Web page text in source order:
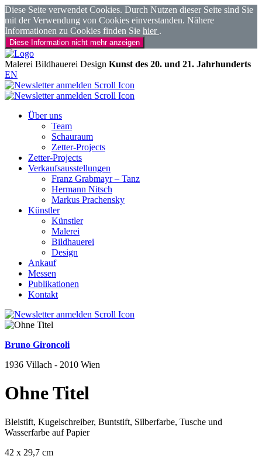
Diese Seite verwendet Cookies. Durch Nutzen dieser Seite sind Sie
mit der Verwendung von Cookies einverstanden. Nähere
Informationen zu Cookies finden Sie hier .
Diese Information nicht mehr anzeigen
Malerei Bildhauerei Design Kunst des 20. und 21. Jahrhunderts
EN
Über uns
Team
Schauraum
Zetter-Projects
Zetter-Projects
Verkaufsausstellungen
Franz Grabmayr – Tanz
Hermann Nitsch
Markus Prachensky
Künstler
Künstler
Malerei
Bildhauerei
Design
Ankauf
Messen
Publikationen
Kontakt
Bruno Gironcoli
1936 Villach - 2010 Wien
Ohne Titel
Bleistift, Kugelschreiber, Buntstift, Silberfarbe, Tusche und
Wasserfarbe auf Papier
42 x 29,7 cm